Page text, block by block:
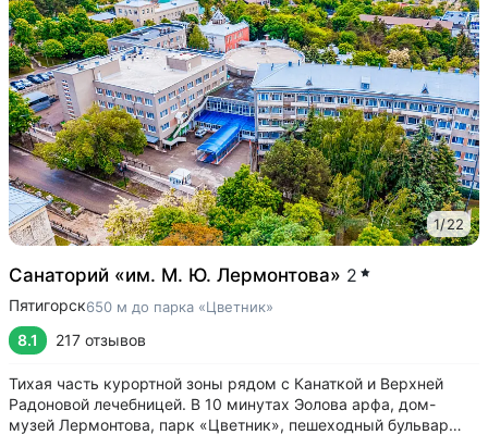
1/22
Санаторий «им. М. Ю. Лермонтова» 2
Пятигорск650 м до парка «Цветник»
8.1 217 отзывов
Тихая часть курортной зоны рядом с Канаткой и Верхней
Радоновой лечебницей. В 10 минутах Эолова арфа, дом-
музей Лермонтова, парк «Цветник», пешеходный бульвар